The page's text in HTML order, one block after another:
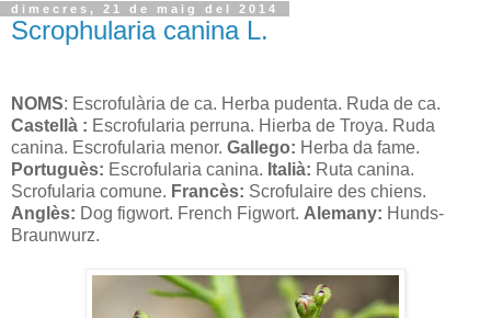
dimecres, 21 de maig del 2014
Scrophularia canina L.
NOMS: Escrofulària de ca. Herba pudenta. Ruda de ca.
Castellà : Escrofularia perruna. Hierba de Troya. Ruda
canina. Escrofularia menor. Gallego: Herba da fame.
Portuguès: Escrofularia canina. Italià: Ruta canina.
Scrofularia comune. Francès: Scrofulaire des chiens.
Anglès: Dog figwort. French Figwort. Alemany: Hunds-
Braunwurz.